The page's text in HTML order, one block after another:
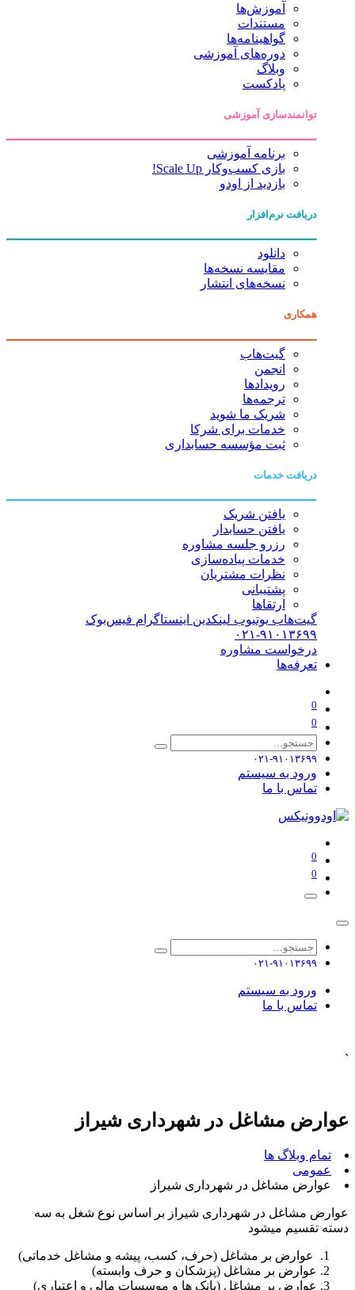
آموزش‌ها
مستندات
گواهینامه‌ها
دوره‌های آموزشی
وبلاگ
پادکست
توانمندسازی آموزشی
برنامه آموزشی
بازی کسب‌وکار Scale Up!
بازدید از اودو
دریافت نرم‌افزار
دانلود
مقایسه نسخه‌ها
نسخه‌های انتشار
همکاری
گیت‌هاب
انجمن
رویدادها
ترجمه‌ها
شریک ما شوید
خدمات برای شرکا
ثبت مؤسسه حسابداری
دریافت خدمات
یافتن شریک
یافتن حسابدار
رزرو جلسه مشاوره
خدمات پیاده‌سازی
نظرات مشتریان
پشتیبانی
ارتقاها
گیت‌هاب یوتیوب لینکدین اینستاگرام فیس‌بوک
۰۲۱-۹۱۰۱۳۶۹۹
درخواست مشاوره
تعرفه‌ها
0
0
۰۲۱-۹۱۰۱۳۶۹۹
ورود به سیستم
تماس با ما
0
0
۰۲۱-۹۱۰۱۳۶۹۹
ورود به سیستم
تماس با ما
`
عوارض مشاغل در شهرداری شیراز
تمام وبلاگ ها
عمومی
عوارض مشاغل در شهرداری شیراز
عوارض مشاغل در شهرداری شیراز بر اساس نوع شغل به سه
دسته تقسیم میشود
عوارض بر مشاغل (حرف، کسب، پیشه و مشاغل خدماتی)
عوارض بر مشاغل (پزشکان و حرف وابسته)
عوارض بر مشاغل (بانک ها و موسسات مالی و اعتباری)